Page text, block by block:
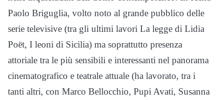
Paolo Briguglia, volto noto al grande pubblico delle
serie televisive (tra gli ultimi lavori La legge di Lidia
Poët, I leoni di Sicilia) ma soprattutto presenza
attoriale tra le più sensibili e interessanti nel panorama
cinematografico e teatrale attuale (ha lavorato, tra i
tanti altri, con Marco Bellocchio, Pupi Avati, Susanna